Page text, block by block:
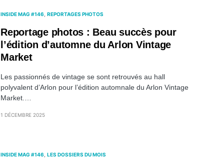
INSIDE MAG #146 REPORTAGES PHOTOS
Reportage photos : Beau succès pour
l’édition d’automne du Arlon Vintage
Market
Les passionnés de vintage se sont retrouvés au hall
polyvalent d’Arlon pour l’édition automnale du Arlon Vintage
Market.…
1 DÉCEMBRE 2025
INSIDE MAG #146 LES DOSSIERS DU MOIS